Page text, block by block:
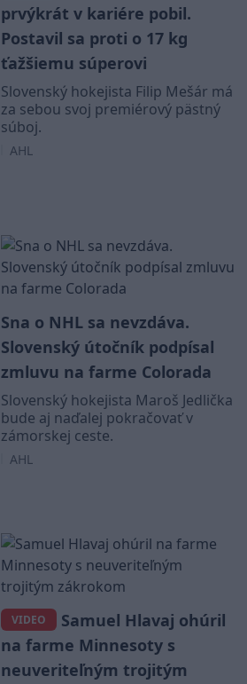
prvýkrát v kariére pobil.
Postavil sa proti o 17 kg
ťažšiemu súperovi
Slovenský hokejista Filip Mešár má
za sebou svoj premiérový pästný
súboj.
AHL
Sna o NHL sa nevzdáva.
Slovenský útočník podpísal
zmluvu na farme Colorada
Slovenský hokejista Maroš Jedlička
bude aj naďalej pokračovať v
zámorskej ceste.
AHL
VIDEO
Samuel Hlavaj ohúril
na farme Minnesoty s
neuveriteľným trojitým